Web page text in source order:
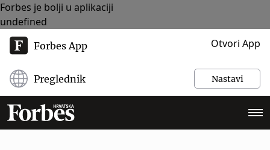
Forbes je bolji u aplikaciji
undefined
Forbes App Otvori App
Preglednik Nastavi